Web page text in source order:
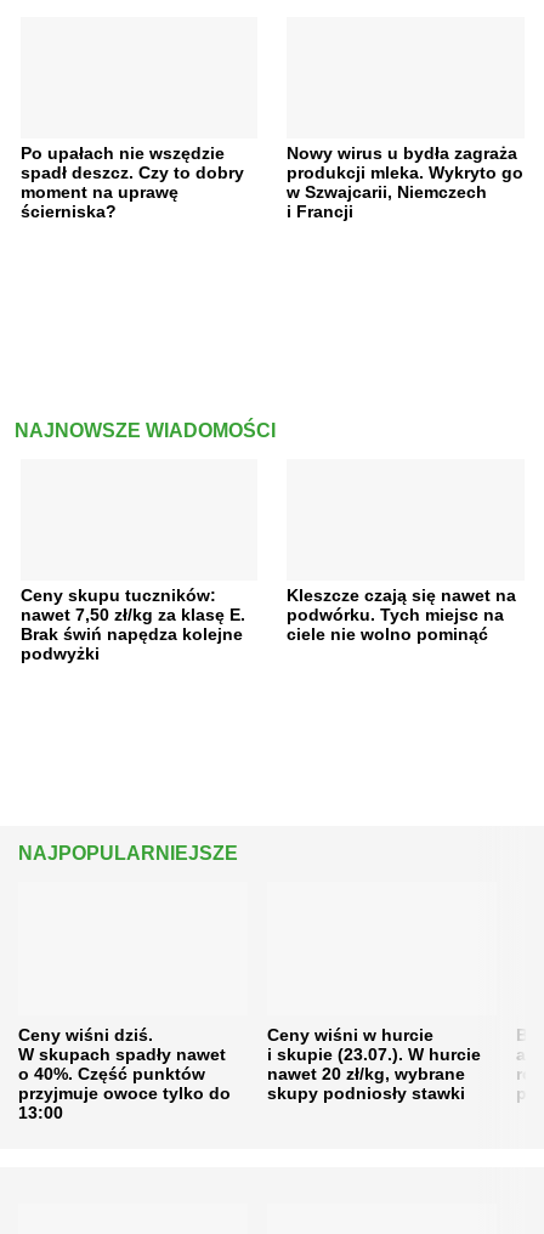
Po upałach nie wszędzie
spadł deszcz. Czy to dobry
moment na uprawę
ścierniska?
Nowy wirus u bydła zagraża
produkcji mleka. Wykryto go
w Szwajcarii, Niemczech
i Francji
NAJNOWSZE WIADOMOŚCI
Ceny skupu tuczników:
nawet 7,50 zł/kg za klasę E.
Brak świń napędza kolejne
podwyżki
Kleszcze czają się nawet na
podwórku. Tych miejsc na
ciele nie wolno pominąć
NAJPOPULARNIEJSZE
Ceny wiśni dziś.
W skupach spadły nawet
o 40%. Część punktów
przyjmuje owoce tylko do
13:00
Ceny wiśni w hurcie
i skupie (23.07.). W hurcie
nawet 20 zł/kg, wybrane
skupy podniosły stawki